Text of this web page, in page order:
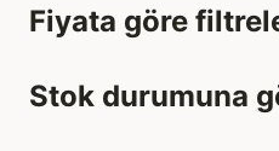
Fiyata göre
Stok durumuna